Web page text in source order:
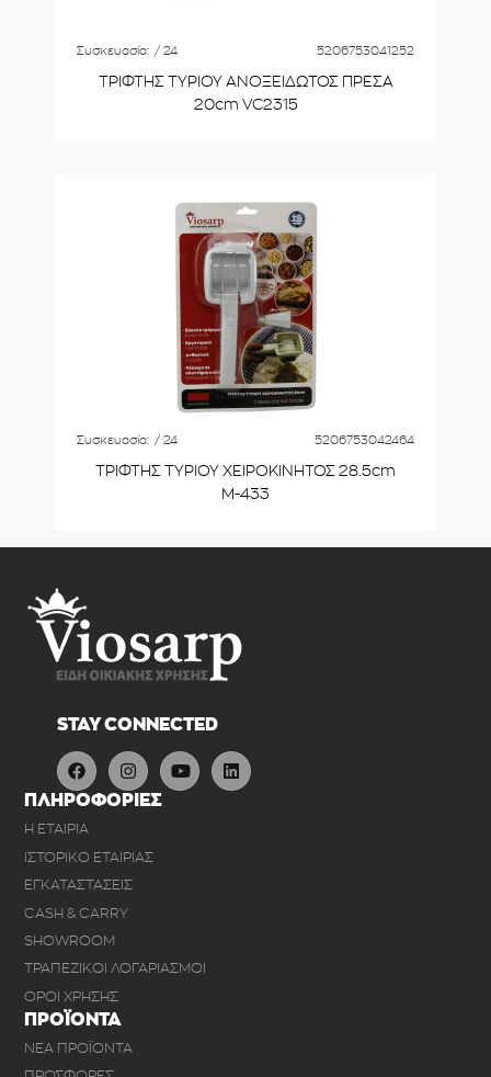
Συσκευασία: / 24 5206753041252
ΤΡΙΦΤΗΣ ΤΥΡΙΟΥ ΑΝΟΞΕΙΔΩΤΟΣ ΠΡΕΣΑ
20cm VC2315
Συσκευασία: / 24 5206753042464
ΤΡΙΦΤΗΣ ΤΥΡΙΟΥ ΧΕΙΡΟΚΙΝΗΤΟΣ 28.5cm
Μ-433
STAY CONNECTED
ΠΛΗΡΟΦΟΡΙΕΣ
Η ΕΤΑΙΡΙΑ
ΙΣΤΟΡΙΚΟ ΕΤΑΙΡΙΑΣ
ΕΓΚΑΤΑΣΤΑΣΕΙΣ
CASH & CARRY
SHOWROOM
ΤΡΑΠΕΖΙΚΟΙ ΛΟΓΑΡΙΑΣΜΟΙ
ΟΡΟΙ ΧΡΗΣΗΣ
ΠΡΟΪΟΝΤΑ
ΝΕΑ ΠΡΟΪΟΝΤΑ